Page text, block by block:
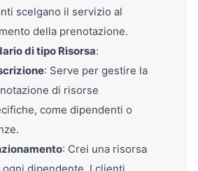
scelgano il servizio al
della prenotazione.
di tipo Risorsa:
: Serve per gestire la
di risorse
come dipendenti o
: Crei una risorsa